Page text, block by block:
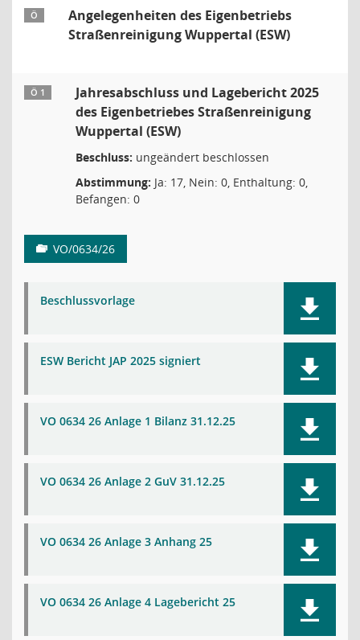
Ö
Angelegenheiten des Eigenbetriebs
Straßenreinigung Wuppertal (ESW)
Ö 1
Jahresabschluss und Lagebericht 2025
des Eigenbetriebes Straßenreinigung
Wuppertal (ESW)
Beschluss: ungeändert beschlossen
Abstimmung: Ja: 17, Nein: 0, Enthaltung: 0,
Befangen: 0
VO/0634/26
Beschlussvorlage
ESW Bericht JAP 2025 signiert
VO 0634 26 Anlage 1 Bilanz 31.12.25
VO 0634 26 Anlage 2 GuV 31.12.25
VO 0634 26 Anlage 3 Anhang 25
VO 0634 26 Anlage 4 Lagebericht 25